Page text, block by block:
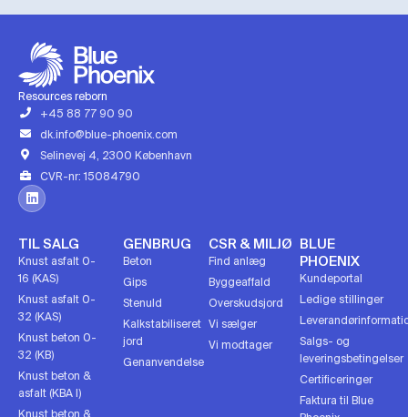
Resources reborn
+45 88 77 90 90
dk.info@blue-phoenix.com
Selinevej 4, 2300 København
CVR-nr: 15084790
TIL SALG
Knust asfalt 0-
16 (KAS)
Knust asfalt 0-
32 (KAS)
Knust beton 0-
32 (KB)
Knust beton &
asfalt (KBA I)
Knust beton &
GENBRUG
Beton
Gips
Stenuld
Kalkstabiliseret
jord
Genanvendelse
CSR & MILJØ
Find anlæg
Byggeaffald
Overskudsjord
Vi sælger
Vi modtager
BLUE
PHOENIX
Kundeportal
Ledige stillinger
Salgs- og
leveringsbetingelser
Certificeringer
Faktura til Blue